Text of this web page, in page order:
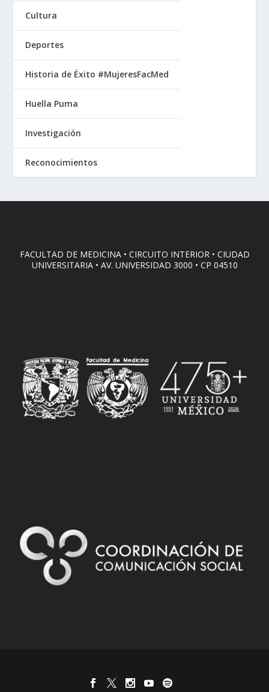
Cultura
Deportes
Historia de Éxito #MujeresFacMed
Huella Puma
Investigación
Reconocimientos
FACULTAD DE MEDICINA • CIRCUITO INTERIOR • CIUDAD
UNIVERSITARIA • AV. UNIVERSIDAD 3000 • CP 04510